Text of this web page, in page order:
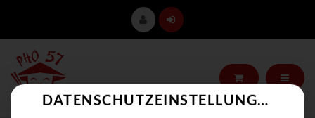
DATENSCHUTZEINSTELLUNGEN